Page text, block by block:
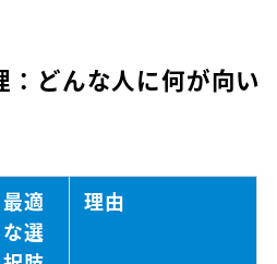
どんな人に何が向い
最適
な選
理由